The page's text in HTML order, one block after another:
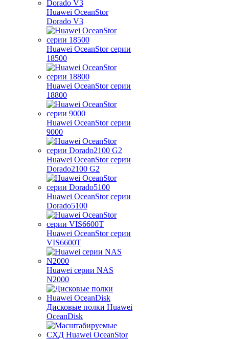
Huawei OceanStor
Dorado V3
Huawei OceanStor серии
18500
Huawei OceanStor серии
18800
Huawei OceanStor серии
9000
Huawei OceanStor серии
Dorado2100 G2
Huawei OceanStor серии
Dorado5100
Huawei OceanStor серии
VIS6600T
Huawei серии NAS
N2000
Дисковые полки Huawei
OceanDisk